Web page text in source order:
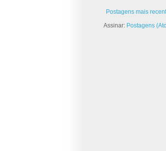
Postagens mais
Assinar: Postagens